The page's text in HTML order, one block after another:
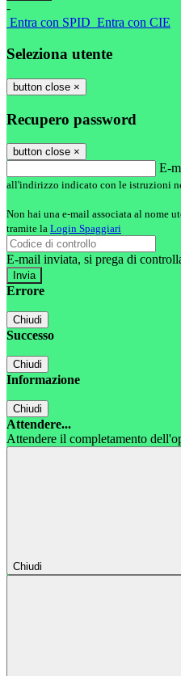
-
Entra con SPID Entra con CIE
Seleziona utente
button close ×
Recupero password
button close ×
E-
all'indirizzo indicato con le istruzioni
Non hai una e-mail associata al nome
tramite la Login Spaggiari
E-mail inviata, si prega di
Errore
Chiudi
Successo
Chiudi
Informazione
Chiudi
Attendere...
Attendere il completamento
Chiudi